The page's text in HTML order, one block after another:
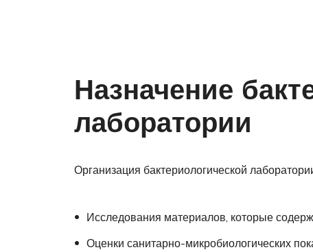
Назначение
лаборатории
Организация бактериологической
Исследования материалов, которые
Оценки санитарно-микробиологических